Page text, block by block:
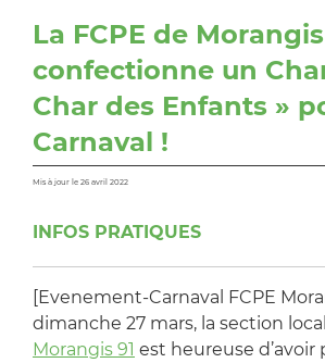
La FCPE de Morangis
confectionne un
Char des Enfants »
Carnaval !
Mis à jour le 26 avril 2022
INFOS PRATIQUES
[Evenement-Carnaval FCPE
dimanche 27 mars, la section
Morangis 91 est heureuse d’avoir